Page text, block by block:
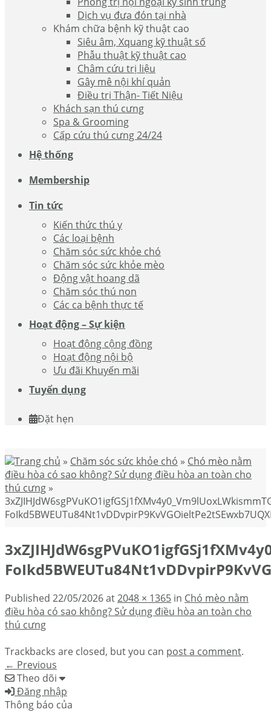
Dịch vụ đưa đón tại nhà
Khám chữa bệnh kỹ thuật cao
Siêu âm, Xquang kỹ thuật số
Phẫu thuật kỹ thuật cao
Châm cứu trị liệu
Gây mê nội khí quản
Điều trị Thận- Tiết Niệu
Khách sạn thú cưng
Spa & Grooming
Cấp cứu thú cưng 24/24
Hệ thống
Membership
Tin tức
Kiến thức thú y
Các loại bệnh
Chăm sóc sức khỏe chó
Chăm sóc sức khỏe mèo
Động vật hoang dã
Chăm sóc thú non
Các ca bệnh thực tế
Hoạt động – Sự kiện
Hoạt động cộng đồng
Hoạt động nội bộ
Ưu đãi Khuyến mãi
Tuyển dụng
Đặt hẹn
Trang chủ » Chăm sóc sức khỏe chó » Chó mèo nằm
điều hòa có sao không? Sử dụng điều hòa an toàn cho
thú cưng »
Published 22/05/2026at2048 × 1365 in Chó mèo nằm
điều hòa có sao không? Sử dụng điều hòa an toàn cho
thú cưng
Trackbacks are closed, but you can post a comment.
← Previous
Theo dõi
Đăng nhập
Thông báo của